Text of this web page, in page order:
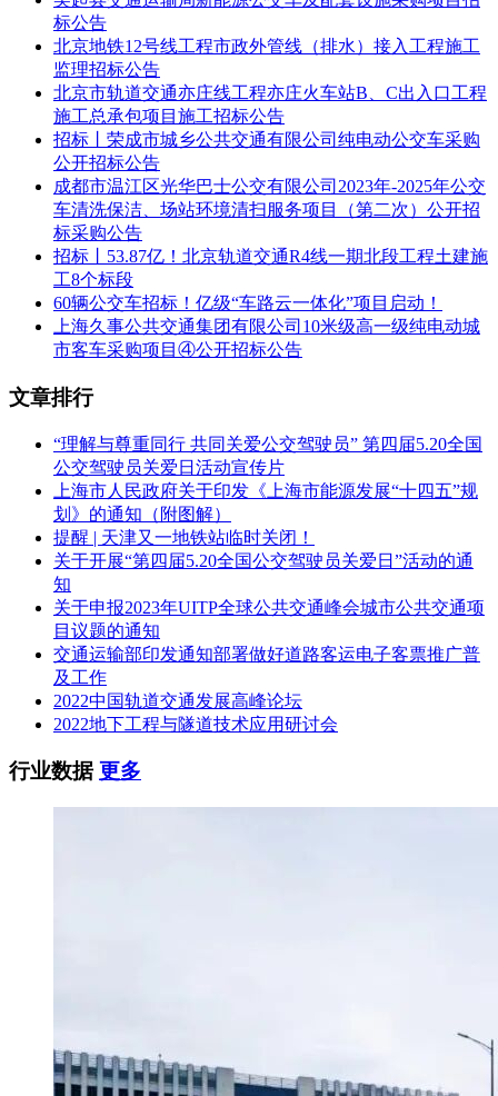
割接、莘庄站至5号线春申路站、银都路的民用通信
的线缆搬迁及割接；3）轨道交通1/5号线联络线处明
挖过轨电缆沟、车站主体站厅设备区及站台局部楼板
开孔等。 第二阶段工程主要包括：莘庄站至1号线外
环路站、莲花路站、锦江乐园站之间信号线缆回搬及
割接。
工程总
投资
181907.0000
最高投
标限价
2449.3416
(天)：
92
是否接
受联合
体：
投标人
资质要
1 投标人须具备市政公用工程施工总承包一级及以上
施工的能力； 2 投标人应具备近五年（指2019年7月
至今）同类工程施工业绩（以中标通知书、合同或用
户证明资料为准）； 3 本项目采用信用分招标，投标
单位信用分≥60分（满分100分）具体以“报名截止日
当天”在上海地铁采购电子商务平台查询的投标单位
信用分为准； 4 本项目不接受处于申通集团黑、灰名
单公示期的供应商投标； 5 当投标人出现下列情形之
一的不得购买招标文件： 1）通过天眼查专业版
（https://pro.tianyancha.com/home）查询，与本招标项
目的其他投标人为同一个单位负责人，或与本招标项
目的其他投标人存在控股、管理关系； 2）通过全国
企业信用信息公示系统（www.gsxt.gov.cn）查询，被
工商行政管理机关列为严重违法失信企业名单的，或
被责令停业，暂扣或者吊销执照，或吊销资质证书；
3）通过中国执行信息公开网
（zxgk.court.gov.cn/shixin）查询，被全国最高法院列
为失信被执行名单的。 6本项目不接受联合体投标。
1. 凡有意参加投标者，请在2024年10月31日9:30前将
标公告
北京地铁12号线工程市政外管线（排水）接入工程施工
监理招标公告
北京市轨道交通亦庄线工程亦庄火车站B、C出入口工程
施工总承包项目施工招标公告
招标丨荣成市城乡公共交通有限公司纯电动公交车采购
公开招标公告
成都市温江区光华巴士公交有限公司2023年-2025年公交
车清洗保洁、场站环境清扫服务项目（第二次）公开招
标采购公告
招标丨53.87亿！北京轨道交通R4线一期北段工程土建施
工8个标段
60辆公交车招标！亿级“车路云一体化”项目启动！
上海久事公共交通集团有限公司10米级高一级纯电动城
市客车采购项目④公开招标公告
文章排行
“理解与尊重同行 共同关爱公交驾驶员” 第四届5.20全国
公交驾驶员关爱日活动宣传片
上海市人民政府关于印发《上海市能源发展“十四五”规
划》的通知（附图解）
提醒 | 天津又一地铁站临时关闭！
关于开展“第四届5.20全国公交驾驶员关爱日”活动的通
知
关于申报2023年UITP全球公共交通峰会城市公共交通项
目议题的通知
交通运输部印发通知部署做好道路客运电子客票推广普
及工作
2022中国轨道交通发展高峰论坛
2022地下工程与隧道技术应用研讨会
行业数据更多